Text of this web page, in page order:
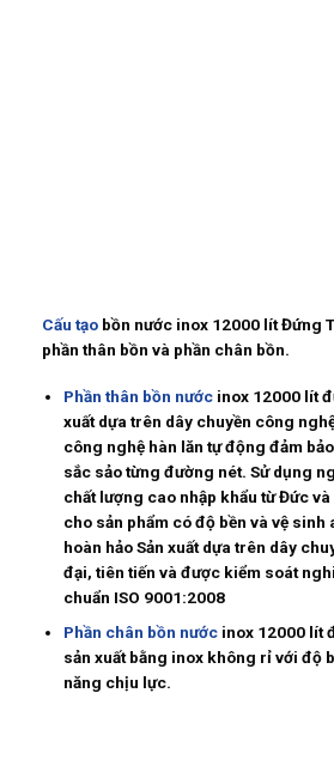
Cấu tạo bồn nước inox 12000 lít Đứng
phần thân bồn và phần chân bồn.
Phần thân bồn nướcinox 12000 lít
xuất dựa trên dây chuyền công
công nghệ hàn lăn tự động đảm
sắc sảo từng đường nét. Sử dụng
chất lượng cao nhập khẩu từ Đức
cho sản phẩm có độ bền và vệ sinh
hoàn hảo Sản xuất dựa trên dây
đại, tiên tiến và được kiểm soát
chuẩn ISO 9001:2008
Phần chân bồn nướcinox 12000 lít
sản xuất bằng inox không rỉ với độ
năng chịu lực.